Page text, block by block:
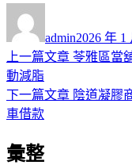
者
admin佈
日
2026 年 1
文
章
導
覽
上一篇文章 上
篇
苓雅區當
動減脂
下一篇文章 下
陰道凝膠
車借款
彙整